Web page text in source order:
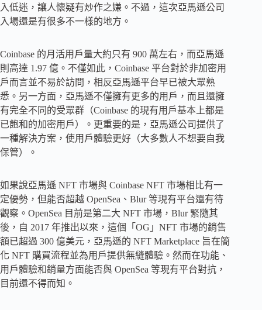
入低迷，讓人懷疑有炒作之嫌。不過，這次亞馬遜公司
入場還是有很多不一樣的地方。
Coinbase 的月活用戶量大約只有 900 萬左右，而亞馬遜
則高達 1.97 億。不僅如此，Coinbase 平台對於非加密用
戶而言並不易於訪問，相反亞馬遜平台早已被大眾熟
悉。另一方面，亞馬遜不僅擁有更多的用戶，而且還擁
有完全不同的受眾群（Coinbase 的現有用戶基本上都是
已飽和的加密用戶）。更重要的是，亞馬遜公司提供了
一種解決方案，使用戶體驗更好（大多數人不想要自我
保管）。
如果說亞馬遜 NFT 市場與 Coinbase NFT 市場相比有一
定優勢，但能否超越 OpenSea、Blur 等現有平台還有待
觀察。OpenSea 目前是第二大 NFT 市場，Blur 緊隨其
後，自 2017 年推出以來，這個「OG」NFT 市場的銷售
額已超過 300 億美元，亞馬遜的 NFT Marketplace 旨在簡
化 NFT 購買流程並為用戶提供無縫體驗。然而在功能、
用戶體驗和銷量方面能否與 OpenSea 等現有平台對抗，
目前還不得而知。